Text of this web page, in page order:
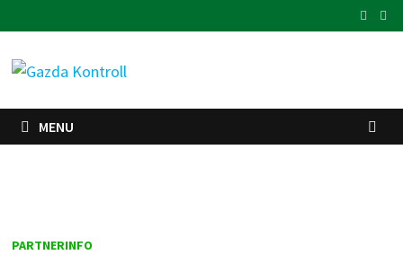
to
content
MENU
PARTNERINFO